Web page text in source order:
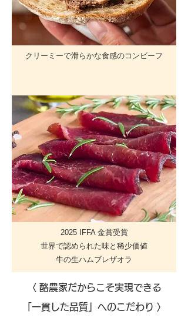
クリーミーで滑らかな食感のコンビーフ
2025 IFFA 金賞受賞
世界で認められた味と稀少価値
牛の生ハムブレザオラ
〈 酪農家だからこそ実現できる
「一貫した品質」へのこだわり 〉